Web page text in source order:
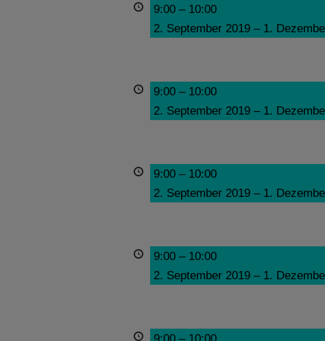
9:00 – 10:00
2. September 2019 – 1.
9:00 – 10:00
2. September 2019 – 1.
9:00 – 10:00
2. September 2019 – 1.
9:00 – 10:00
2. September 2019 – 1.